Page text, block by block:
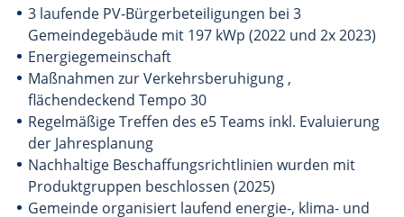
3 laufende PV-Bürgerbeteiligungen bei 3
Gemeindegebäude mit 197 kWp (2022 und 2x 2023)
Energiegemeinschaft
Maßnahmen zur Verkehrsberuhigung ,
flächendeckend Tempo 30
Regelmäßige Treffen des e5 Teams inkl. Evaluierung
der Jahresplanung
Nachhaltige Beschaffungsrichtlinien wurden mit
Produktgruppen beschlossen (2025)
Gemeinde organisiert laufend energie-, klima- und